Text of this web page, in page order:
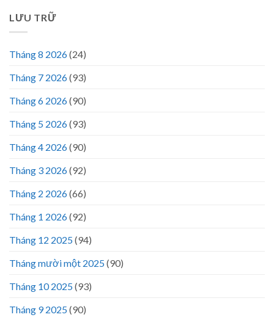
LƯU TRỮ
Tháng 8 2026(24)
Tháng 7 2026(93)
Tháng 6 2026(90)
Tháng 5 2026(93)
Tháng 4 2026(90)
Tháng 3 2026(92)
Tháng 2 2026(66)
Tháng 1 2026(92)
Tháng 12 2025(94)
Tháng mười một 2025(90)
Tháng 10 2025(93)
Tháng 9 2025(90)